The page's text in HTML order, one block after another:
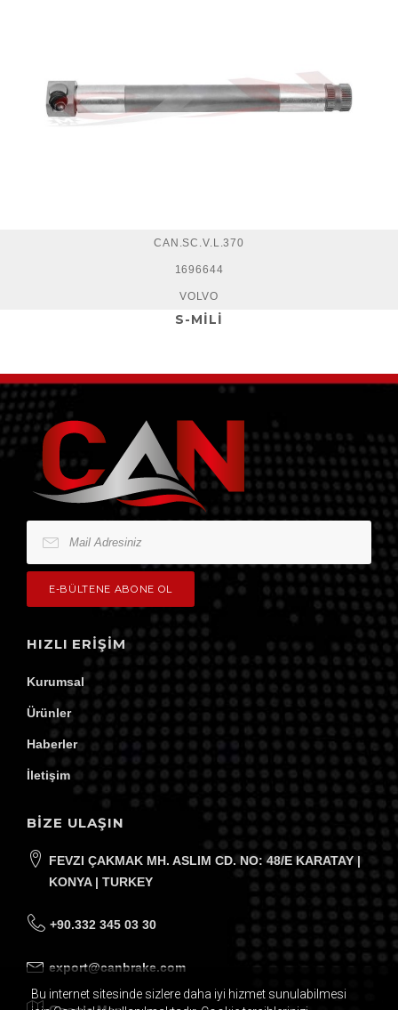
CAN.SC.V.L.370
1696644
VOLVO
S-MİLİ
HIZLI ERIŞIM
Kurumsal
Ürünler
Haberler
İletişim
BİZE ULAŞIN
FEVZI ÇAKMAK MH. ASLIM CD. NO: 48/E KARATAY |
KONYA | TURKEY
+90.332 345 03 30
export@canbrake.com
Bu internet sitesinde sizlere daha iyi hizmet sunulabilmesi